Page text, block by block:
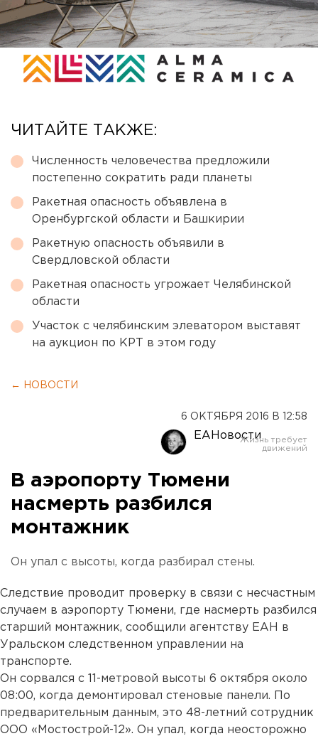
ЧИТАЙТЕ ТАКЖЕ:
Численность человечества предложили
постепенно сократить ради планеты
Ракетная опасность объявлена в
Оренбургской области и Башкирии
Ракетную опасность объявили в
Свердловской области
Ракетная опасность угрожает Челябинской
области
Участок с челябинским элеватором выставят
на аукцион по КРТ в этом году
← НОВОСТИ
6 ОКТЯБРЯ 2016 В 12:58
ЕАНовости
В аэропорту Тюмени
насмерть разбился
монтажник
Он упал с высоты, когда разбирал стены.
Следствие проводит проверку в связи с несчастным
случаем в аэропорту Тюмени, где насмерть разбился
старший монтажник, сообщили агентству ЕАН в
Уральском следственном управлении на
транспорте.
Он сорвался с 11-метровой высоты 6 октября около
08:00, когда демонтировал стеновые панели. По
предварительным данным, это 48-летний сотрудник
ООО «Мостострой-12». Он упал, когда неосторожно